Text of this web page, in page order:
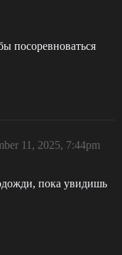
посоревноваться
11, 2025, 7:44pm
пока увидишь